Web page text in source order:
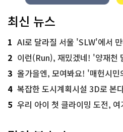
최신 뉴스
1 AI로 달라질 서울 'SLW'에서
2 이런(Run), 재밌겠네! '양재천 달빛
3 올가을엔, 모여봐요! '매헌시
4 복잡한 도시계획시설 3D로
5 우리 아이 첫 클라이밍 도전, 여기서! 서